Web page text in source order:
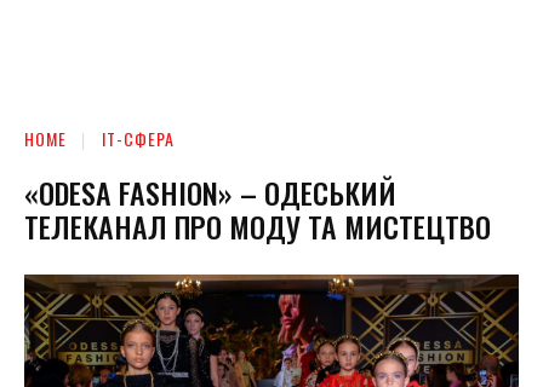
HOME ІТ-СФЕРА
«ODESA FASHION» – ОДЕСЬКИЙ
ТЕЛЕКАНАЛ ПРО МОДУ ТА МИСТЕЦТВО